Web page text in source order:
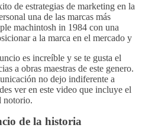
de estrategias de marketing en la
una de las marcas más
machintosh in 1984 con una
a la marca en el mercado y
es increíble y se te gusta el
a obras maestras de este genero.
no dejo indiferente a
ver en este video que incluye el
notorio.
de la historia